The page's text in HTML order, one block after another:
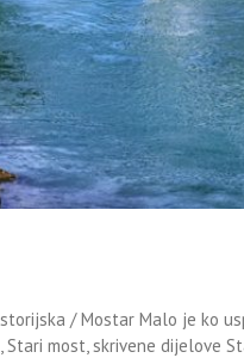
/ Mostar Malo je ko
most, skrivene dijelove